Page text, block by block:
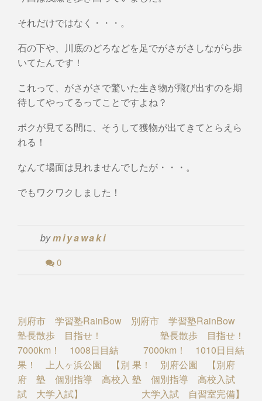
それだけではなく・・・。
石の下や、川底のどろなどを足でがさがさしながら歩
いてたんです！
これって、がさがさで驚いた生き物が飛び出すのを期
待してやってるってことですよね？
ボクが見てる間に、そうして獲物が出てきてとらえら
れる！
なんて場面は見れませんでしたが・・・。
でもワクワクしました！
bymiyawaki
0
Post
navigation
別府市 学習塾RainBow
塾長散歩 目指せ！
7000km！ 1008日目結
果！ 上人ヶ浜公園 【別
府 塾 個別指導 高校入
試 大学入試】
別府市 学習塾RainBow
塾長散歩 目指せ！
7000km！ 1010日目結
果！ 別府公園 【別府
塾 個別指導 高校入試
大学入試 自習室完備】